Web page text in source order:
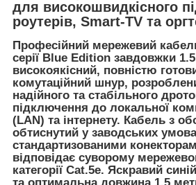
для високошвидкісного
роутерів, Smart-TV та
Професійний мережевий
серії Blue Edition завдовжки
високоякісний, повністю
комутаційний шнур,
надійного та стабільного
підключення до локальної
(LAN) та інтернету. Кабель з
обтиснутий у заводських
стандартизованими
відповідає суворому
категорії Cat.5e. Яскравий